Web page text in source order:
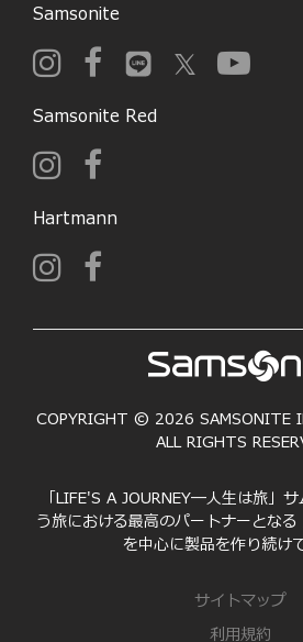
Samsonite
Samsonite Red
Hartmann
COPYRIGHT © 2026 SAMSONITE
ALL RIGHTS
「LIFE'S A JOURNEY―人生は旅」
う旅における最高のパートナーとな
を中心に製品を作り続け
サイトマップ
利用規約